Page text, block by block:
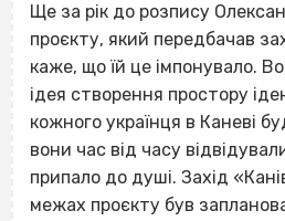
Ще за рік до розпису
проєкту, який передбачав
каже, що їй це імпонувало.
ідея створення простору
кожного українця в Каневі
вони час від часу
припало до душі. Захід
межах проєкту був